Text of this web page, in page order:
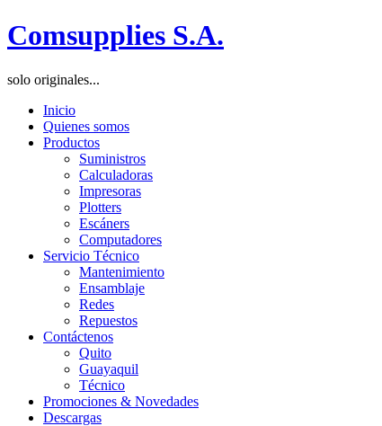
Comsupplies S.A.
solo originales...
Inicio
Quienes somos
Productos
Suministros
Calculadoras
Impresoras
Plotters
Escáners
Computadores
Servicio Técnico
Mantenimiento
Ensamblaje
Redes
Repuestos
Contáctenos
Quito
Guayaquil
Técnico
Promociones & Novedades
Descargas